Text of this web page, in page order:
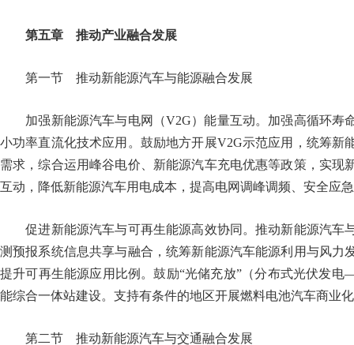
第五章 推动产业融合发展
第一节 推动新能源汽车与能源融合发展
加强新能源汽车与电网（V2G）能量互动。加强高循环寿
小功率直流化技术应用。鼓励地方开展V2G示范应用，统筹新
需求，综合运用峰谷电价、新能源汽车充电优惠等政策，实现
互动，降低新能源汽车用电成本，提高电网调峰调频、安全应
促进新能源汽车与可再生能源高效协同。推动新能源汽车
测预报系统信息共享与融合，统筹新能源汽车能源利用与风力
提升可再生能源应用比例。鼓励“光储充放”（分布式光伏发
能综合一体站建设。支持有条件的地区开展燃料电池汽车商
第二节 推动新能源汽车与交通融合发展